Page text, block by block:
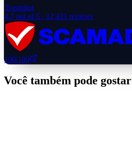
Trustpilot
4.7 out of 5 · 12,431 reviews
100/100
Você também pode gostar